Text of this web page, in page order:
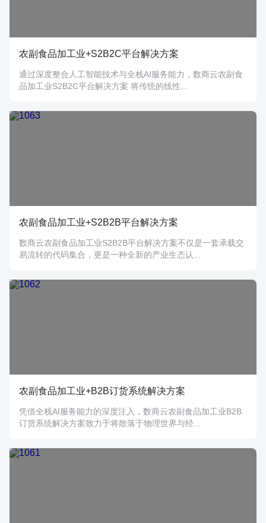
农副食品加工业+S2B2C平台解决方案
通过深度整合人工智能技术与全栈AI服务能力，数商云农副食
品加工业S2B2C平台解决方案 将传统的线性...
农副食品加工业+S2B2B平台解决方案
数商云农副食品加工业S2B2B平台解决方案不仅是一套承载交
易流转的代码集合，更是一种全新的产业生态认...
农副食品加工业+B2B订货系统解决方案
凭借全栈AI服务能力的深度注入，数商云农副食品加工业B2B
订货系统解决方案致力于将散落于物理世界与经...